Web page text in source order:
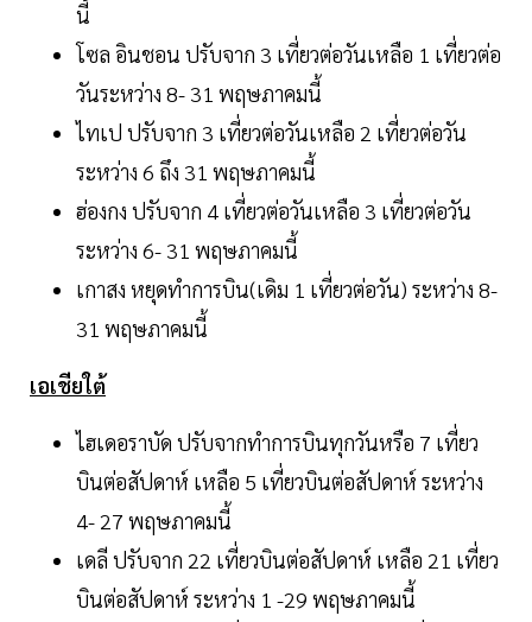
นี้
โซล อินชอน ปรับจาก 3 เที่ยวต่อวันเหลือ 1 เที่ยวต่อ
วันระหว่าง 8- 31 พฤษภาคมนี้
ไทเป ปรับจาก 3 เที่ยวต่อวันเหลือ 2 เที่ยวต่อวัน
ระหว่าง 6 ถึง 31 พฤษภาคมนี้
ฮ่องกง ปรับจาก 4 เที่ยวต่อวันเหลือ 3 เที่ยวต่อวัน
ระหว่าง 6- 31 พฤษภาคมนี้
เกาสง หยุดทำการบิน(เดิม 1 เที่ยวต่อวัน) ระหว่าง 8-
31 พฤษภาคมนี้
เอเชียใต้
ไฮเดอราบัด ปรับจากทำการบินทุกวันหรือ 7 เที่ยว
บินต่อสัปดาห์ เหลือ 5 เที่ยวบินต่อสัปดาห์ ระหว่าง
4- 27 พฤษภาคมนี้
เดลี ปรับจาก 22 เที่ยวบินต่อสัปดาห์ เหลือ 21 เที่ยว
บินต่อสัปดาห์ ระหว่าง 1 -29 พฤษภาคมนี้